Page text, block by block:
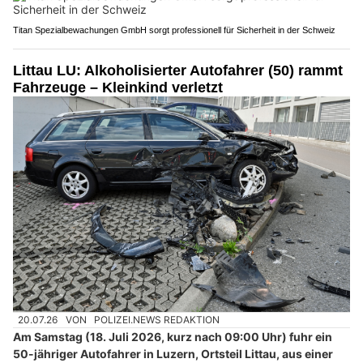
Titan Spezialbewachungen GmbH sorgt professionell für Sicherheit in der Schweiz
Littau LU: Alkoholisierter Autofahrer (50) rammt
Fahrzeuge – Kleinkind verletzt
20.07.26 VON POLIZEI.NEWS REDAKTION
Am Samstag (18. Juli 2026, kurz nach 09:00 Uhr) fuhr ein
50-jähriger Autofahrer in Luzern, Ortsteil Littau, aus einer